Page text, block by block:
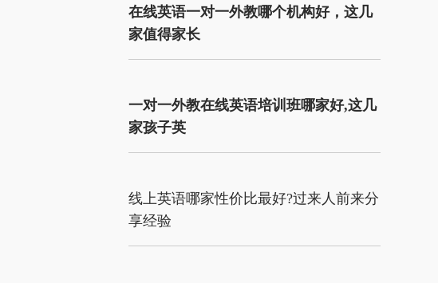
在线英语一对一外教哪个机构好，这几
家值得家长
一对一外教在线英语培训班哪家好,这几
家孩子英
线上英语哪家性价比最好?过来人前来分
享经验